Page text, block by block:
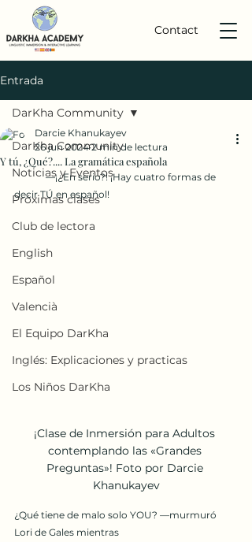
Contact
Entrada
DarKha Community
Noticias y Eventos
Próximas clases
Club de lectora
English
Español
Valencià
El Equipo DarKha
Inglés: Explicaciones y practicas
Los Niños DarKha
DarKha Community
Y tú, ¿Qué?.... La gramática española
Darcie Khanukayev
26 jun 2024 2 min de lectura
	—¡¿En serio?! ¡Hay cuatro formas de
decir TÚ en español!
¡Clase de Inmersión para Adultos
contemplando las «Grandes
Preguntas»! Foto por Darcie
Khanukayev
¿Qué tiene de malo solo YOU? —murmuró
Lori de Gales mientras